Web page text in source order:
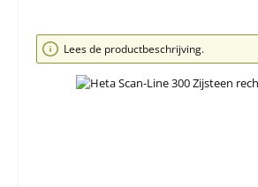
Afbeeldingengalerij overslaan
Lees de productbeschrijving.